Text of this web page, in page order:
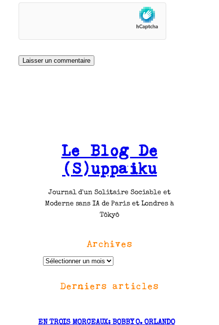
Le Blog De
(S)uppaiku
Journal d'un Solitaire Sociable et
Moderne sans IA de Paris et Londres à
Tôkyô
Archives
A
v
Derniers articles
EN TROIS MORCEAUX: BOBBY O. ORLANDO